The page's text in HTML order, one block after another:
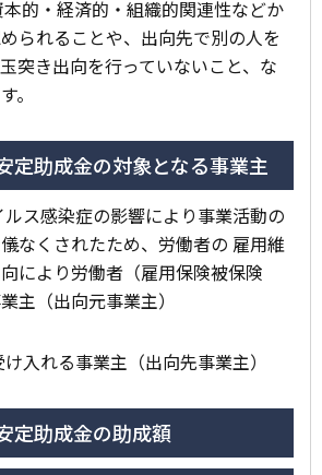
的・経済的・組織的関連性などか
られることや、出向先で別の人を
突き出向を行っていないこと、な
。
助成金の対象となる事業主
ス感染症の影響により事業活動の
なくされたため、労働者の 雇用維
により労働者（雇用保険被保険
主（出向元事業主）
入れる事業主（出向先事業主）
助成金の助成額